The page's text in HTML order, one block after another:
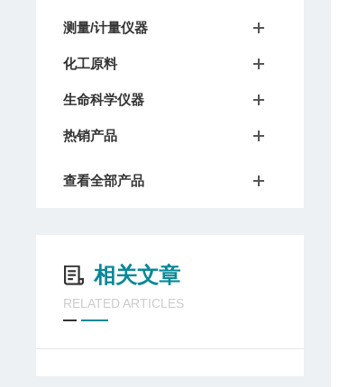
测量/计量仪器
化工原料
生命科学仪器
热销产品
查看全部产品
相关文章
RELATED ARTICLES